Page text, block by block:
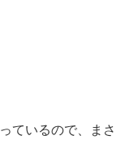
ているので、まさ